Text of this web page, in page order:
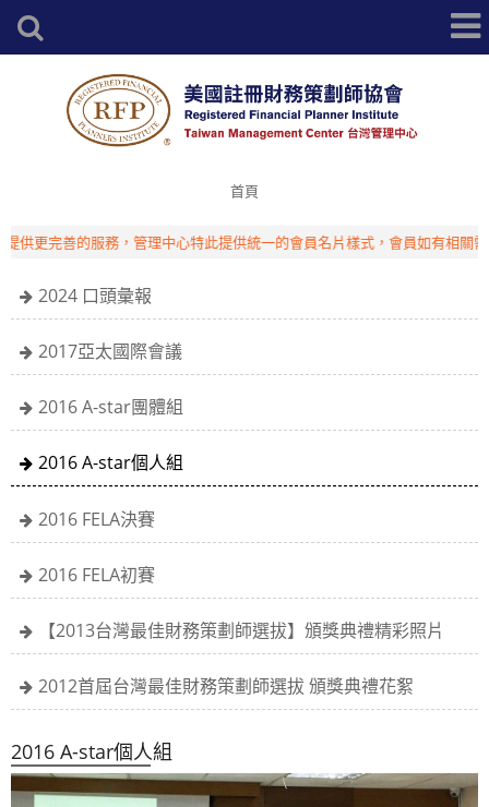
首頁
供更完善的服務，管理中心特此提供統一的會員名片樣式，會員如有相關需
2024 口頭彙報
2017亞太國際會議
2016 A-star團體組
2016 A-star個人組
2016 FELA決賽
2016 FELA初賽
【2013台灣最佳財務策劃師選拔】頒獎典禮精彩照片
2012首屆台灣最佳財務策劃師選拔 頒獎典禮花絮
2016 A-star個人組